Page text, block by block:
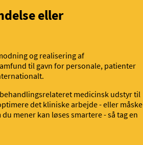
eller
og realisering af
til gavn for personale, patienter
medicinsk udstyr til
det kliniske arbejde - eller måske
mener kan løses smartere - så tag en